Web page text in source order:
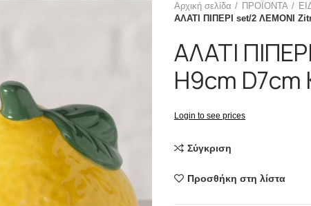
Αρχική σελίδα ΠΡΟΪΟΝΤΑ
ΑΛΑΤΙ ΠΙΠΕΡΙ set/2 ΛΕΜΟΝΙ
ΑΛΑΤΙ
H9cm
Login to see prices
Σύγκριση
Προσθήκη στη λίστα